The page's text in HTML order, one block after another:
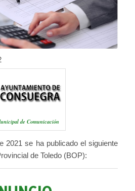
de Comunicación
2021 se ha publicado el siguiente
de Toledo (BOP):